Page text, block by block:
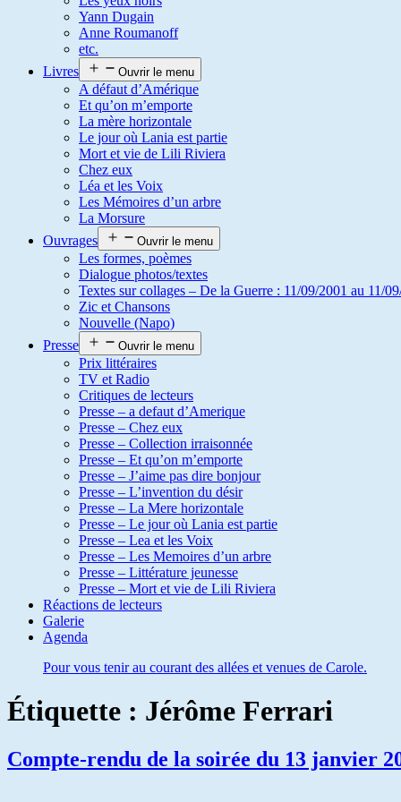
Yann Dugain
Anne Roumanoff
etc.
Livres
Ouvrir le menu
A défaut d’Amérique
Et qu’on m’emporte
La mère horizontale
Le jour où Lania est partie
Mort et vie de Lili Riviera
Chez eux
Léa et les Voix
Les Mémoires d’un arbre
La Morsure
Ouvrages
Ouvrir le menu
Les formes, poèmes
Dialogue photos/textes
Textes sur collages – De la Guerre : 11/09/2001 au 11/
Zic et Chansons
Nouvelle (Napo)
Presse
Ouvrir le menu
Prix littéraires
TV et Radio
Critiques de lecteurs
Presse – a defaut d’Amerique
Presse – Chez eux
Presse – Collection irraisonnée
Presse – Et qu’on m’emporte
Presse – J’aime pas dire bonjour
Presse – L’invention du désir
Presse – La Mere horizontale
Presse – Le jour où Lania est partie
Presse – Lea et les Voix
Presse – Les Memoires d’un arbre
Presse – Littérature jeunesse
Presse – Mort et vie de Lili Riviera
Réactions de lecteurs
Galerie
Agenda
Pour vous tenir au courant des allées et venues de Carole.
Étiquette : Jérôme Ferrari
Compte-rendu de la soirée du 13 janvier